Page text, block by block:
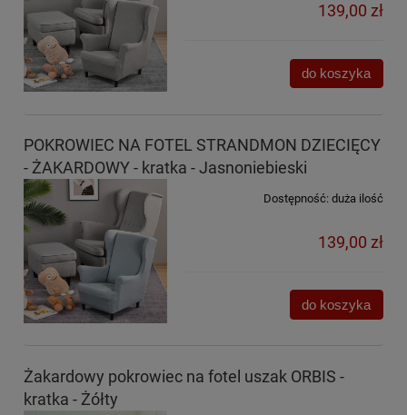
139,00 zł
do koszyka
POKROWIEC NA FOTEL STRANDMON DZIECIĘCY
- ŻAKARDOWY - kratka - Jasnoniebieski
Dostępność: duża ilość
139,00 zł
do koszyka
Żakardowy pokrowiec na fotel uszak ORBIS -
kratka - Żółty